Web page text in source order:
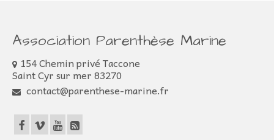
Association Parenthèse Marine
154 Chemin privé Taccone
Saint Cyr sur mer 83270
contact@parenthese-marine.fr